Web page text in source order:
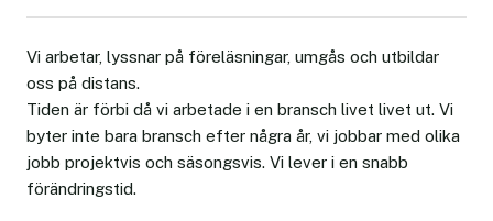
Vi arbetar, lyssnar på föreläsningar, umgås och utbildar
oss på distans.
Tiden är förbi då vi arbetade i en bransch livet livet ut. Vi
byter inte bara bransch efter några år, vi jobbar med olika
jobb projektvis och säsongsvis. Vi lever i en snabb
förändringstid.